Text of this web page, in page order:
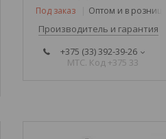
Под заказ Оптом и в розницу
Производитель и гарантия
+375 (33) 392-39-26
МТС. Код +375 33